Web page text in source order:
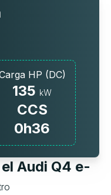
HP (DC)
135 kW
CCS
0h36
Audi Q4 e-